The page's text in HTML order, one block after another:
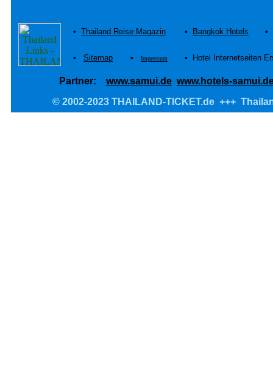
• Thailand Reise Magazin • Bangkok Hotels •
• Sitemap • Impressum • Hotel Internetseiten
Partner: www.samui.de www.hotels-
© 2002-2023 THAILAND-TICKET.de +++